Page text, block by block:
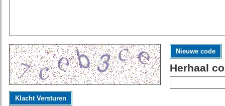
Nieuwe code
Herhaal
Klacht Versturen